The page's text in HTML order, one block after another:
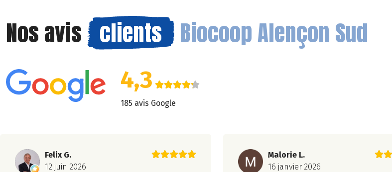
Nos avis clients Biocoop Alençon Sud
4,3
185 avis Google
Felix G.
12 juin 2026
Malorie L.
16 janvier 2026